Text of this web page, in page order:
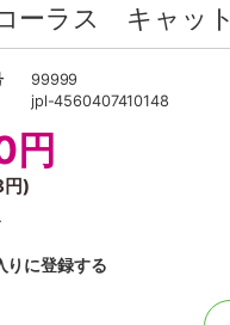
ーラス キャッ
99999
jpl-4560407410148
円
)
りに登録する